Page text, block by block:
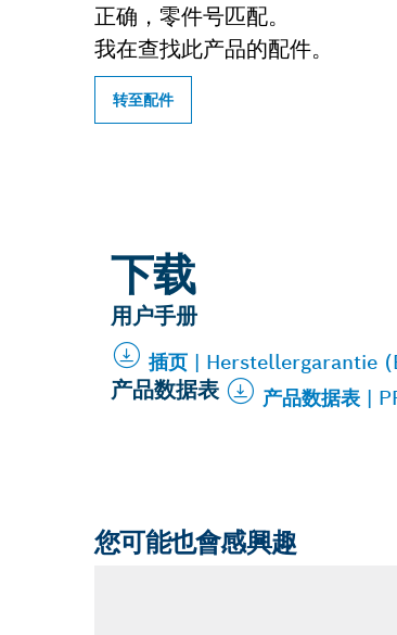
正确，零件号匹配。
我在查找此产品的配件。
转至配件
下载
用户手册
插页 | Herstellergarantie
产品数据表 产品数据表 |
您可能也會感興趣